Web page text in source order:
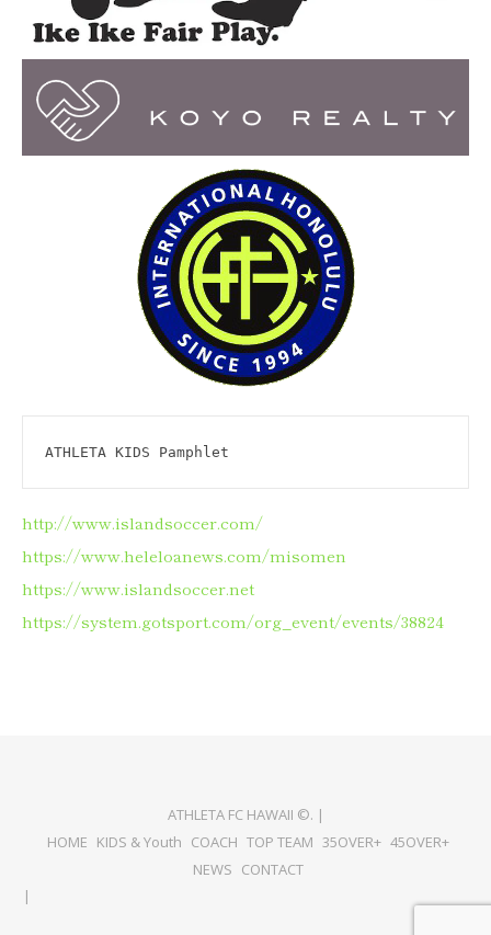
ATHLETA KIDS Pamphlet
http://www.islandsoccer.com/
https://www.heleloanews.com/misomen
https://www.islandsoccer.net
https://system.gotsport.com/org_event/events/38824
ATHLETA FC HAWAII ©. |
HOME KIDS & Youth COACH TOP TEAM 35OVER+ 45OVER+
NEWS CONTACT